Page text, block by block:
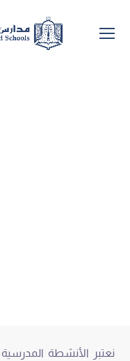
نعتبر الأنشطة